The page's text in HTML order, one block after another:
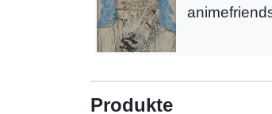
Produkte